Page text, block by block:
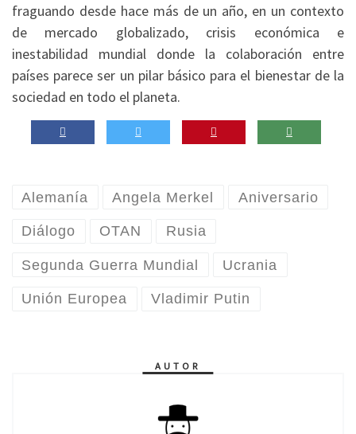
fraguando desde hace más de un año, en un contexto
de mercado globalizado, crisis económica e
inestabilidad mundial donde la colaboración entre
países parece ser un pilar básico para el bienestar de la
sociedad en todo el planeta.
Alemanía Angela Merkel Aniversario
Diálogo OTAN Rusia
Segunda Guerra Mundial Ucrania
Unión Europea Vladimir Putin
AUTOR